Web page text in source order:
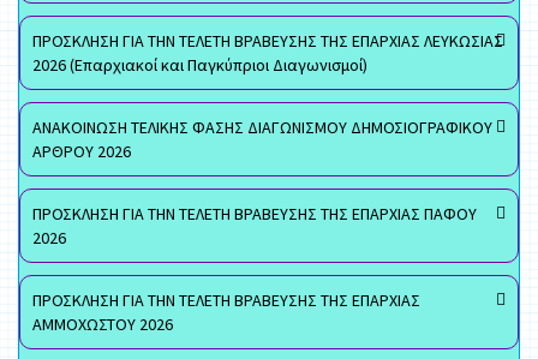
ΠΡΟΣΚΛΗΣΗ ΓΙΑ ΤΗΝ ΤΕΛΕΤΗ ΒΡΑΒΕΥΣΗΣ ΤΗΣ ΕΠΑΡΧΙΑΣ ΛΕΥΚΩΣΙΑΣ
2026 (Επαρχιακοί και Παγκύπριοι Διαγωνισμοί)
ΑΝΑΚΟΙΝΩΣΗ ΤΕΛΙΚΗΣ ΦΑΣΗΣ ΔΙΑΓΩΝΙΣΜΟΥ ΔΗΜΟΣΙΟΓΡΑΦΙΚΟΥ
ΑΡΘΡΟΥ 2026
ΠΡΟΣΚΛΗΣΗ ΓΙΑ ΤΗΝ ΤΕΛΕΤΗ ΒΡΑΒΕΥΣΗΣ ΤΗΣ ΕΠΑΡΧΙΑΣ ΠΑΦΟΥ
2026
ΠΡΟΣΚΛΗΣΗ ΓΙΑ ΤΗΝ ΤΕΛΕΤΗ ΒΡΑΒΕΥΣΗΣ ΤΗΣ ΕΠΑΡΧΙΑΣ
ΑΜΜΟΧΩΣΤΟΥ 2026